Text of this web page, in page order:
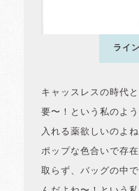
ライ
キャッスレスの時代
要〜！という私のよ
入れる薬欲しいのよ
ポップな色合いで存
取らず、バッグの中